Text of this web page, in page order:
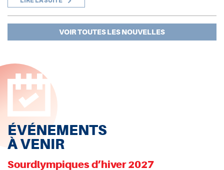
VOIR TOUTES LES NOUVELLES
ÉVÉNEMENTS
À VENIR
Sourdlympiques d’hiver 2027